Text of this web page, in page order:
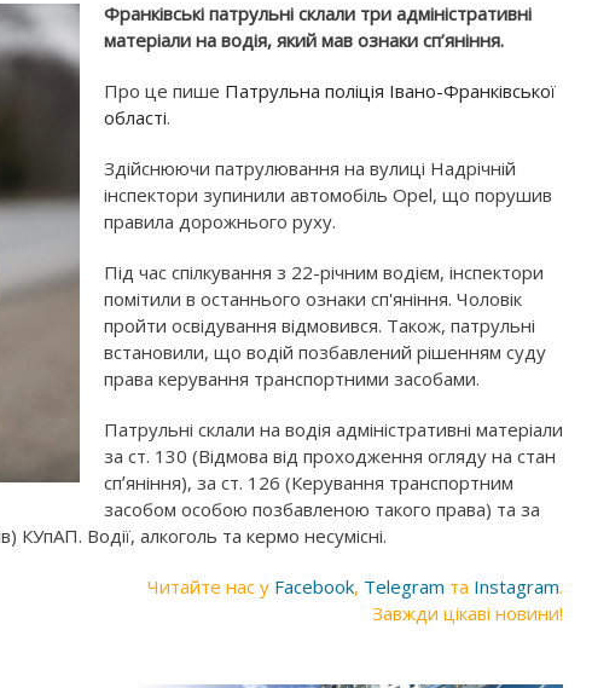
Франківські патрульні склали три адміністративні
матеріали на водія, який мав ознаки сп’яніння.
Про це пише Патрульна поліція Івано-Франківської
області.
Здійснюючи патрулювання на вулиці Надрічній
інспектори зупинили автомобіль Opel, що порушив
правила дорожнього руху.
Під час спілкування з 22-річним водієм, інспектори
помітили в останнього ознаки сп'яніння. Чоловік
пройти освідування відмовився. Також, патрульні
встановили, що водій позбавлений рішенням суду
права керування транспортними засобами.
Патрульні склали на водія адміністративні матеріали
за ст. 130 (Відмова від проходження огляду на стан
спʼяніння), за ст. 126 (Керування транспортним
засобом особою позбавленою такого права) та за
КУпАП. Водії, алкоголь та кермо несумісні.
Читайте нас у Facebook, Telegram та Instagram.
Завжди цікаві новини!